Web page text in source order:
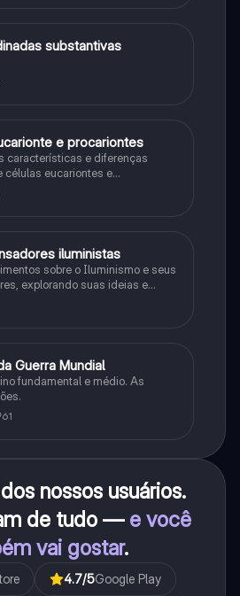
substantivas
e procariontes
características e diferenças
células eucariontes e
iluministas
sobre o Iluminismo e seus
explorando suas ideias e
Guerra Mundial
fundamental e médio. As
61
nossos usuários.
de tudo — e você
vai gostar.
4.7/5Google Play